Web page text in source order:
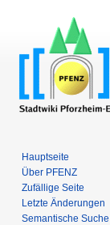
Hauptseite
Über PFENZ
Zufällige Seite
Letzte Änderungen
Semantische Suche